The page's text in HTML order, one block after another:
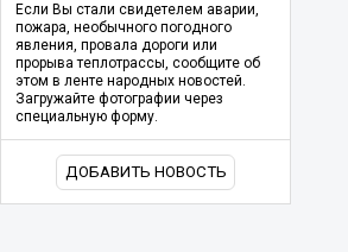
Если Вы стали свидетелем аварии,
пожара, необычного погодного
явления, провала дороги или
прорыва теплотрассы, сообщите об
этом в ленте народных новостей.
Загружайте фотографии через
специальную форму.
ДОБАВИТЬ НОВОСТЬ